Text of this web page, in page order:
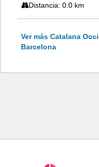
Distancia: 0.0 km
Ver más Catalana
Barcelona